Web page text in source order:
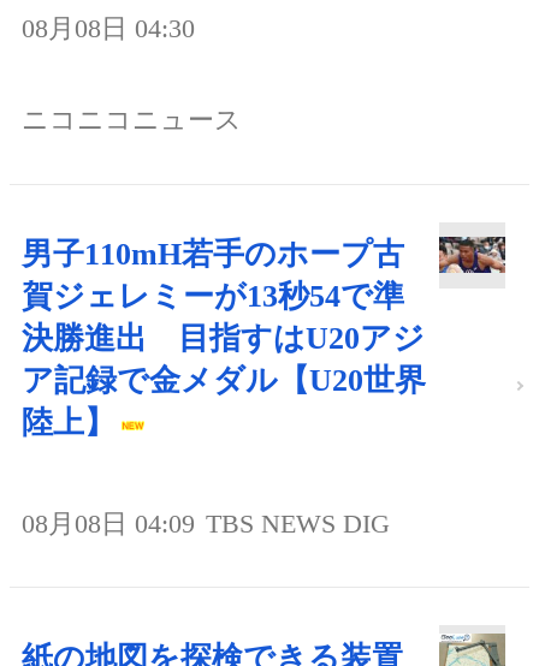
08月08日 04:30
ニコニコニュース
男子110mH若手のホープ古
賀ジェレミーが13秒54で準
決勝進出 目指すはU20アジ
ア記録で金メダル【U20世界
陸上】
08月08日 04:09 TBS NEWS DIG
紙の地図を探検できる装置